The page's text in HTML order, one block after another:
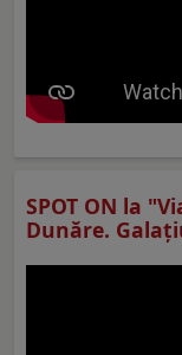
SPOT ON la
Dunăre.